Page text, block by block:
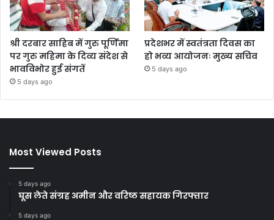
श्री दरबार साहिब में गुरु पूर्णिमा
पर गुरु महिमा के दिव्य संदेश से
भावविभोर हुई संगतें
5 days ago
प्रदेशभर में स्वतंत्रता दिवस का
हो भव्य आयोजनः मुख्य सचिव
5 days ago
Most Viewed Posts
5 days ago
घूस लेते संग्रह अमीन और वरिष्ठ सहायक गिरफ्तार
5 days ago